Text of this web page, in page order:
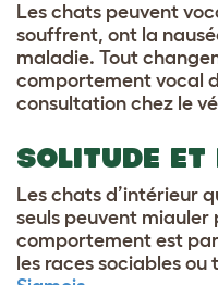
Les chats peuvent
souffrent, ont la
maladie. Tout
comportement vocal
consultation chez le
SOLITUDE ET
Les chats d’intérieur
seuls peuvent miauler
comportement est
les races sociables